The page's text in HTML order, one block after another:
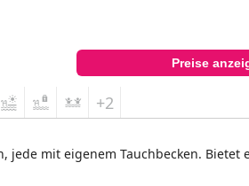
Preise
+2
mit eigenem Tauchbecken. Bietet